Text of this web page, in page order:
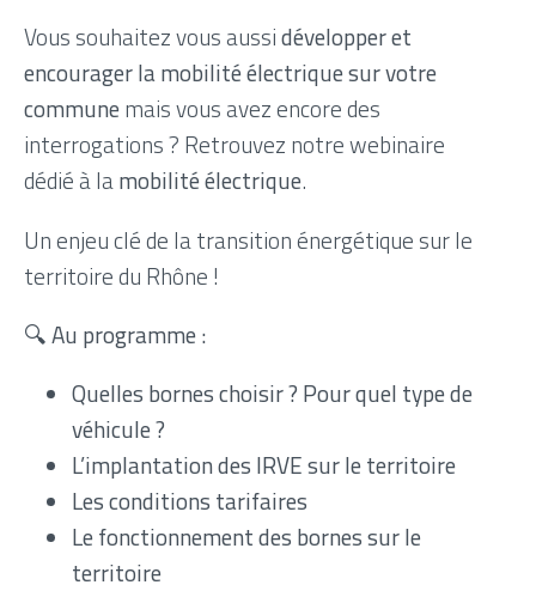
Vous souhaitez vous aussidévelopper et
encourager la mobilité électrique sur votre
communemais vous avez encore des
interrogations ? Retrouvez notre webinaire
dédié à lamobilité électrique.
Un enjeu clé de la transition énergétique sur le
territoire du Rhône !
🔍 Au programme :
Quelles bornes choisir ? Pour quel type de
véhicule ?
L’implantation des IRVE sur le territoire
Les conditions tarifaires
Le fonctionnement des bornes sur le
territoire